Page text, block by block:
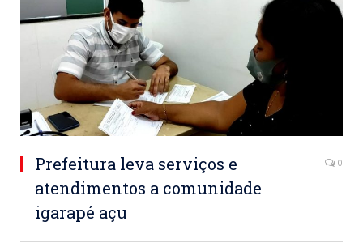
Prefeitura leva serviços e
atendimentos a comunidade
igarapé açu
0